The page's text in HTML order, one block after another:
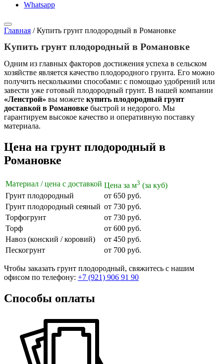
Whatsapp
Главная /Купить грунт плодородный в Романовке
Купить грунт плодородный в Романовке
Одним из главных факторов достижения успеха в сельском
хозяйстве является качество плодородного грунта. Его можно
получить несколькими способами: с помощью удобрений или
завести уже готовый плодородный грунт. В нашей компании
«Ленстрой» вы можете купить плодородный грунт
доставкой в Романовке быстрой и недорого. Мы
гарантируем высокое качество и оперативную поставку
материала.
Цена на грунт плодородный в
Романовке
Материал / цена с доставкой Цена за м3 (за куб)
Грунт плодородный
от 650 руб.
Грунт плодородный сеяный от 730 руб.
Торфогрунт
от 730 руб.
Торф
от 600 руб.
Навоз (конский / коровий)
от 450 руб.
Пескогрунт
от 700 руб.
Чтобы заказать грунт плодородный, свяжитесь с нашим
офисом по телефону: +7 (921) 906 91 90
Способы оплаты